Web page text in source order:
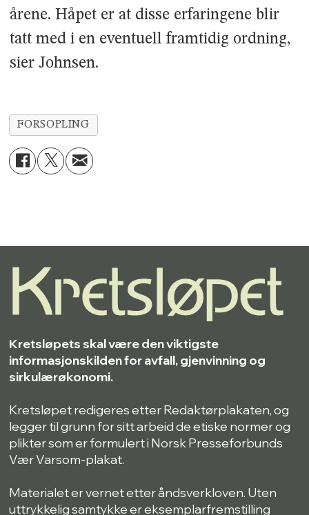
årene. Håpet er at disse erfaringene blir
tatt med i en eventuell framtidig ordning,
sier Johnsen.
FORSOPLING
Kretsløpets skal være den viktigste
informasjonskilden for avfall, gjenvinning og
sirkulærøkonomi.
Kretsløpet redigeres etter Redaktørplakaten, og
legger til grunn for sitt arbeid de etiske normer og
plikter som er formulert i Norsk Presseforbunds
Vær Varsom-plakat.
Materialet er vernet etter åndsverkloven. Uten
uttrykkelig samtykke er eksemplarfremstilling